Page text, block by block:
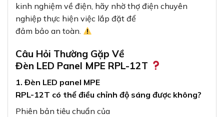
kinh nghiệm về điện, hãy nhờ thợ điện chuyên
nghiệp thực hiện việc lắp đặt để
đảm bảo an toàn.
Câu Hỏi Thường Gặp Về
Đèn LED Panel MPE RPL-12T
1. Đèn LED panel MPE
RPL-12T có thể điều chỉnh độ sáng được không?
Phiên bản tiêu chuẩn của